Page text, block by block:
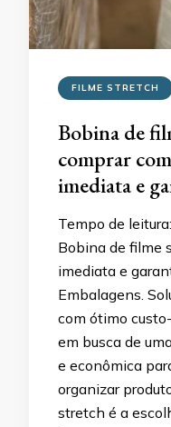
FILME STRETCH
Bobina de
comprar
imediata e
Tempo de leitura:
Bobina de filme
imediata e
Embalagens.
com ótimo
em busca de
e econômica
organizar
stretch é a